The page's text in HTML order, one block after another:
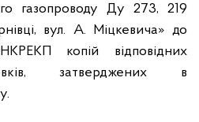
газопроводу Ду 273, 219
вул. А. Міцкевича» до
копій відповідних
затверджених в